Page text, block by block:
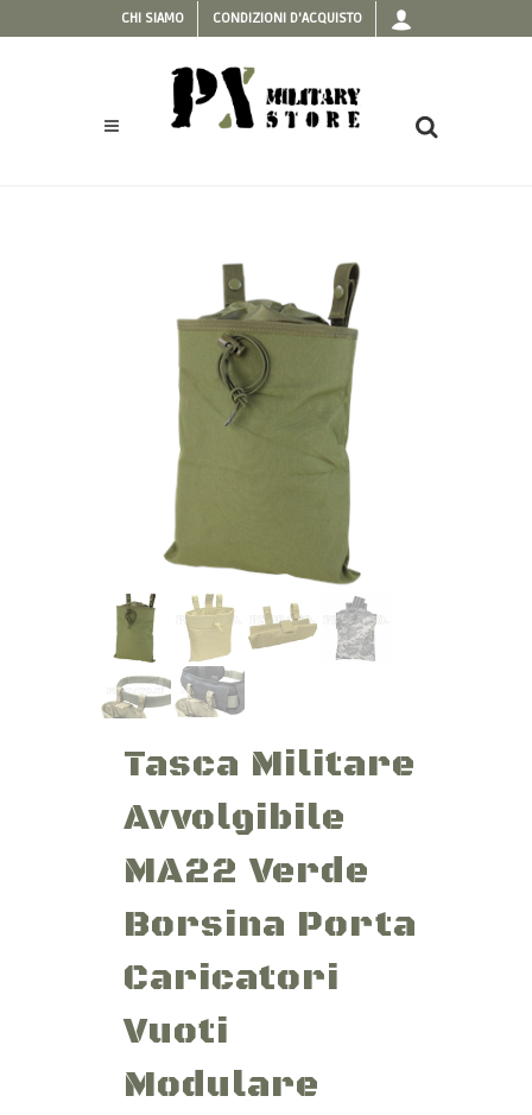
CHI SIAMO CONDIZIONI D'ACQUISTO
Tasca Militare
Avvolgibile
MA22 Verde
Borsina Porta
Caricatori
Vuoti
Modulare